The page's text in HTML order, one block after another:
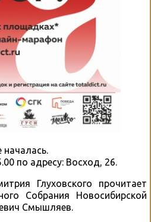
началась.
по адресу: Восход, 26.
Глуховского прочитает
Собрания Новосибирской
Смышляев.